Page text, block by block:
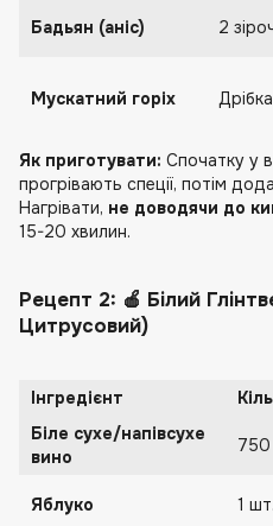
Бадьян (аніс) 2
Мускатний горіх Дрібка
Як приготувати: Спочатку у
прогрівають спеції, потім
Нагрівати, не доводячи до
15-20 хвилин.
Рецепт 2: 🍎 Білий
Цитрусовий)
Інгредієнт
Біле сухе/напівсухе
вино
Яблуко 1 шт.